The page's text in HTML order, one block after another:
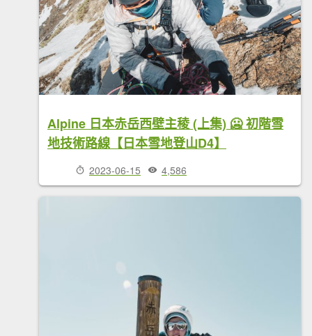
Alpine 日本赤岳西壁主稜 (上集) 🥶 初階雪
地技術路線【日本雪地登山D4】
2023-06-15 4,586